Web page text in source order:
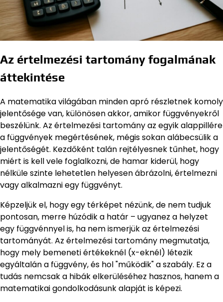
Az értelmezési tartomány fogalmának
áttekintése
A matematika világában minden apró részletnek komoly
jelentősége van, különösen akkor, amikor függvényekről
beszélünk. Az értelmezési tartomány az egyik alappillére
a függvények megértésének, mégis sokan alábecsülik a
jelentőségét. Kezdőként talán rejtélyesnek tűnhet, hogy
miért is kell vele foglalkozni, de hamar kiderül, hogy
nélküle szinte lehetetlen helyesen ábrázolni, értelmezni
vagy alkalmazni egy függvényt.
Képzeljük el, hogy egy térképet nézünk, de nem tudjuk
pontosan, merre húzódik a határ – ugyanez a helyzet
egy függvénnyel is, ha nem ismerjük az értelmezési
tartományát. Az értelmezési tartomány megmutatja,
hogy mely bemeneti értékeknél (x-eknél) létezik
egyáltalán a függvény, és hol "működik" a szabály. Ez a
tudás nemcsak a hibák elkerüléséhez hasznos, hanem a
matematikai gondolkodásunk alapját is képezi.